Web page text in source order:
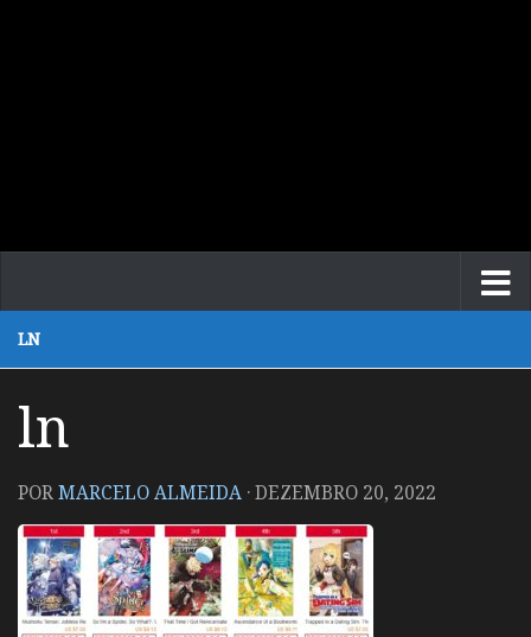
LN
ln
PORMARCELO ALMEIDA ·DEZEMBRO 20, 2022